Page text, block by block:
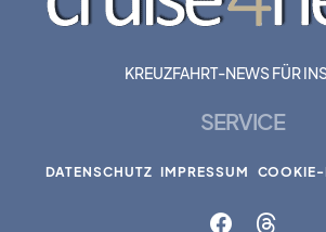
KREUZFAHRT-NEWS FÜR
SERVICE
DATENSCHUTZ IMPRESSUM COOKIE-